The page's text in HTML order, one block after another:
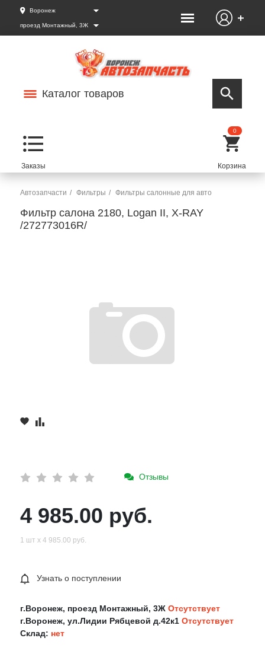
Воронеж
проезд Монтажный, 3Ж
Каталог товаров
0
Автозапчасти Фильтры Фильтры салонные для авто
Фильтр салона 2180, Logan II, X-RAY
/272773016R/
Отзывы
4 985.00 руб.
1 шт х 4 985.00 руб.
Узнать о поступлении
г.Воронеж, проезд Монтажный, 3Ж Отсутствует
г.Воронеж, ул.Лидии Рябцевой д.42к1 Отсутствует
Склад: нет